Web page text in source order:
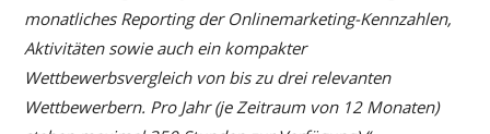
monatliches Reporting der Onlinemarketing-Kennzahlen,
Aktivitäten sowie auch ein kompakter
Wettbewerbsvergleich von bis zu drei relevanten
Wettbewerbern. Pro Jahr (je Zeitraum von 12 Monaten)